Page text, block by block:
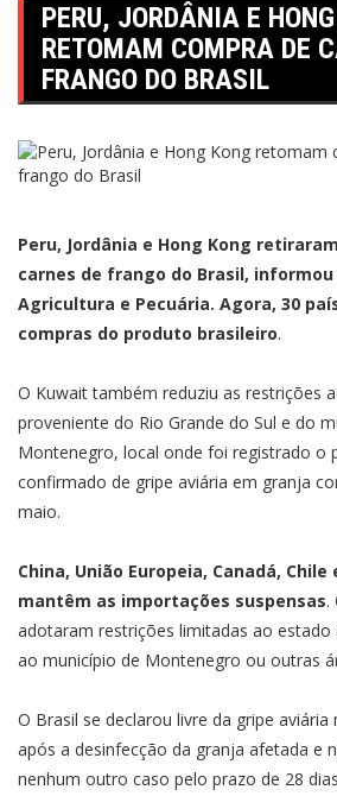
PERU, JORDÂNIA E
RETOMAM COMPRA DE
FRANGO DO BRASIL
Peru, Jordânia e Hong Kong
carnes de frango do Brasil,
Agricultura e Pecuária. Agora, 30
compras do produto brasileiro.
O Kuwait também reduziu as restrições
proveniente do Rio Grande do Sul e do
Montenegro, local onde foi registrado o
confirmado de gripe aviária em granja
maio.
China, União Europeia, Canadá,
mantêm as importações suspensas.
adotaram restrições limitadas ao estado
ao município de Montenegro ou outras
O Brasil se declarou livre da gripe
após a desinfecção da granja afetada e
nenhum outro caso pelo prazo de 28